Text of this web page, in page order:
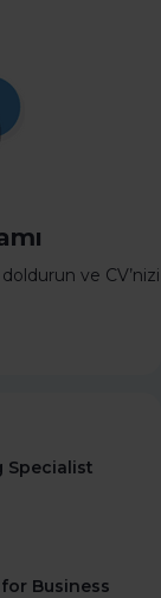
doldurun ve CV’nizi
Specialist
Business